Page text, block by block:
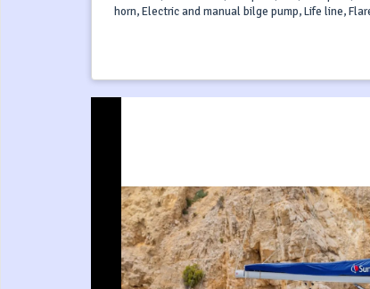
horn, Electric and manual bilge pump, Life line,